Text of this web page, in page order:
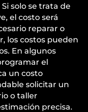
solo se trata de
el costo será
reparar o
los costos pueden
En algunos
el
un costo
solicitar un
o taller
precisa.